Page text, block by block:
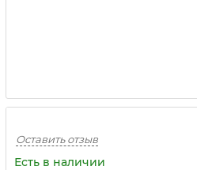
Оставить отзыв
Есть в наличии